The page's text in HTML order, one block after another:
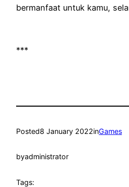
bermanfaat untuk kamu,
***
Posted8 January 2022inGames
byadministrator
Tags: